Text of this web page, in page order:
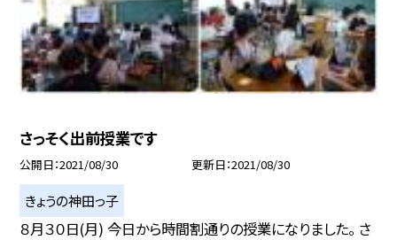
さっそく出前授業です
公開日 2021/08/30 更新日 2021/08/30
きょうの神田っ子
８月３０日(月) 今日から時間割通りの授業になりました。 さ